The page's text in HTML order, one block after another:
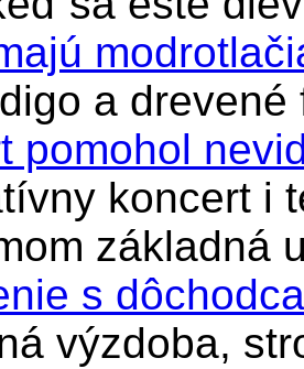
a drevené
pomohol
koncert i
základná
s
výzdoba,